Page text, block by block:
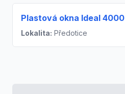
Plastová okna Ideal 4000
Lokalita: Předotice